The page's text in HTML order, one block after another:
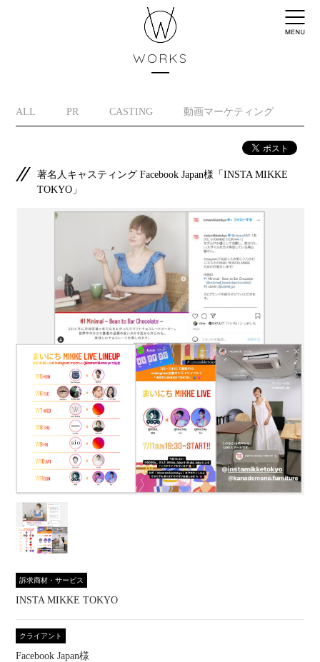
WORKS
ALL PR CASTING 動画マーケティング
著名人キャスティング Facebook Japan様「INSTA MIKKE
TOKYO」
訴求商材・サービス
INSTA MIKKE TOKYO
クライアント
Facebook Japan様